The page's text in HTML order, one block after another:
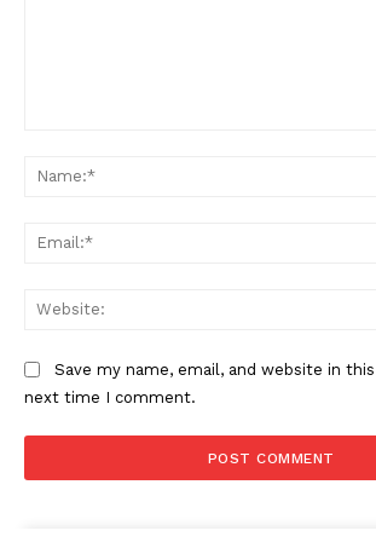
Save my name, email, and website in
next time I comment.